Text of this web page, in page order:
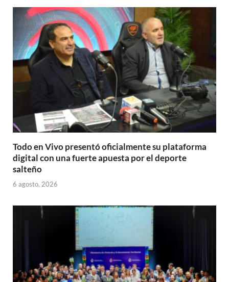
Todo en Vivo presentó oficialmente su plataforma
digital con una fuerte apuesta por el deporte
salteño
6 agosto, 2026